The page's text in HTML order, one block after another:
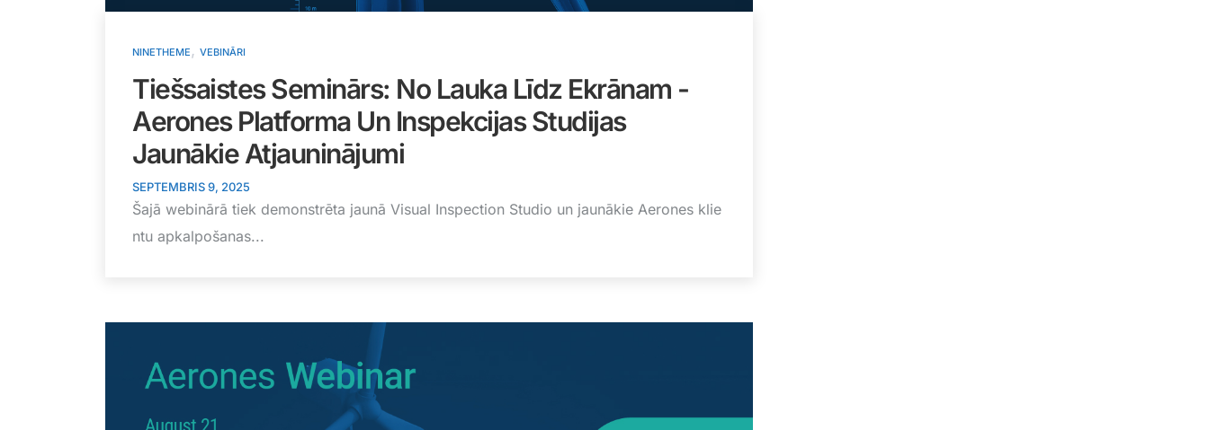
NINETHEME , VEBINĀRI
Tiešsaistes Seminārs: No Lauka Līdz Ekrānam -
Aerones Platforma Un Inspekcijas Studijas
Jaunākie Atjauninājumi
SEPTEMBRIS 9, 2025
Šajā webinārā tiek demonstrēta jaunā Visual Inspection Studio un jaunākie Aerones klie
ntu apkalpošanas...